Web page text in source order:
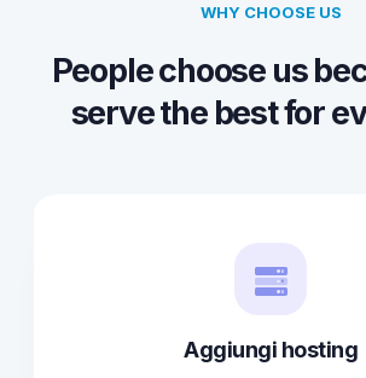
WHY CHOOSE US
People choose us
serve the best for
Aggiungi hosting